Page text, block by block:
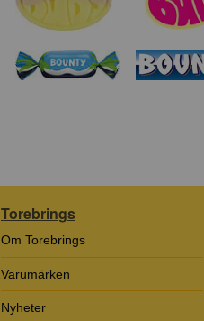
Torebrings
Om Torebrings
Varumärken
Nyheter